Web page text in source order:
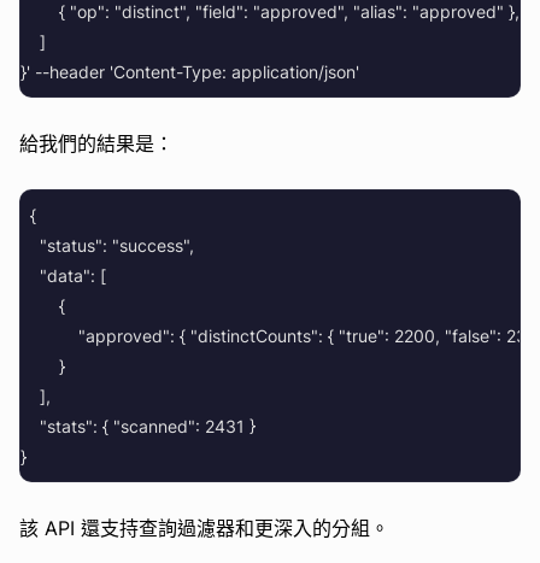
        { "op": "distinct", "field": "approved", "alias": "approved" },
    ]
給我們的結果是：
  {
    "status": "success",
    "data": [
        {
"approved": { "distinctCounts": { "true": 2200, "false": 231
        }
    ],
    "stats": { "scanned": 2431 }
該 API 還支持查詢過濾器和更深入的分組。